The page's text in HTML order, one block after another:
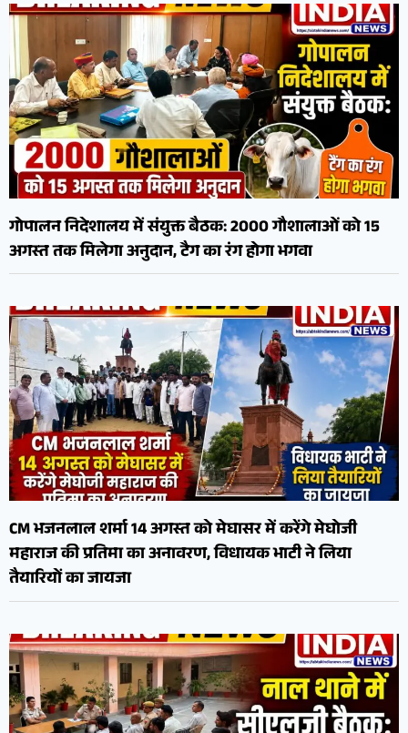
गोपालन निदेशालय में संयुक्त बैठक: 2000 गौशालाओं को 15
अगस्त तक मिलेगा अनुदान, टैग का रंग होगा भगवा
CM भजनलाल शर्मा 14 अगस्त को मेघासर में करेंगे मेघोजी
महाराज की प्रतिमा का अनावरण, विधायक भाटी ने लिया
तैयारियों का जायजा